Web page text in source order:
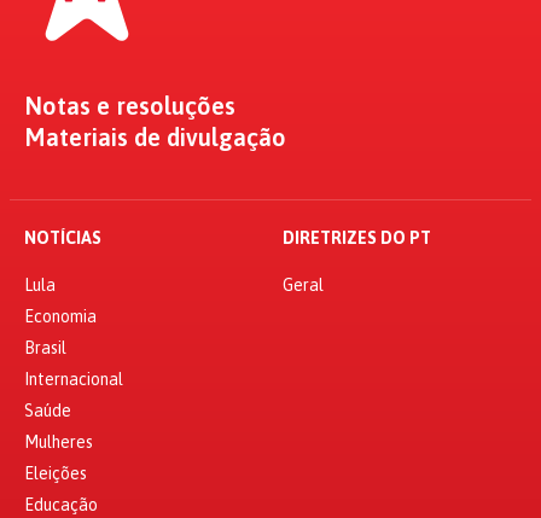
Notas e resoluções
Materiais de divulgação
NOTÍCIAS
Lula
Economia
Brasil
Internacional
Saúde
Mulheres
Eleições
Educação
DIRETRIZES DO PT
Geral